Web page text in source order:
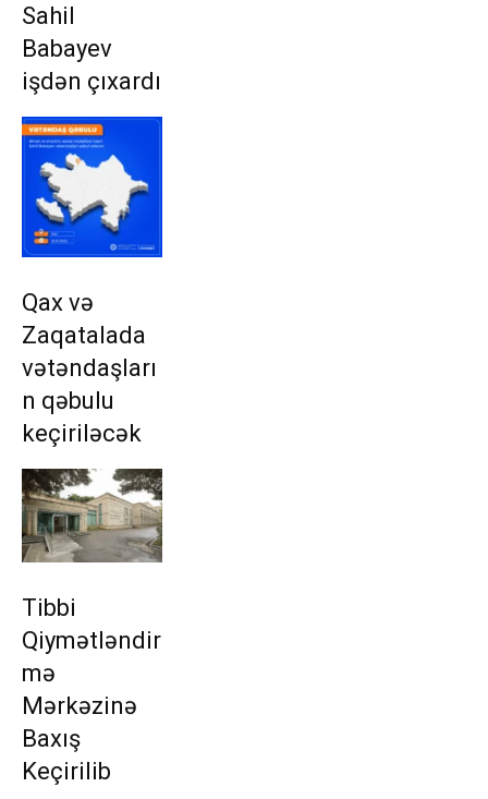
Sahil
Babayev
işdən çıxardı
Qax və
Zaqatalada
vətəndaşları
n qəbulu
keçiriləcək
Tibbi
Qiymətləndir
mə
Mərkəzinə
Baxış
Keçirilib